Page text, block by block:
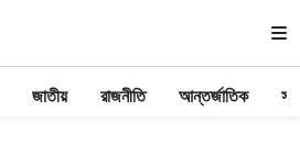
জাতীয় রাজনীতি আন্তর্জাতিক